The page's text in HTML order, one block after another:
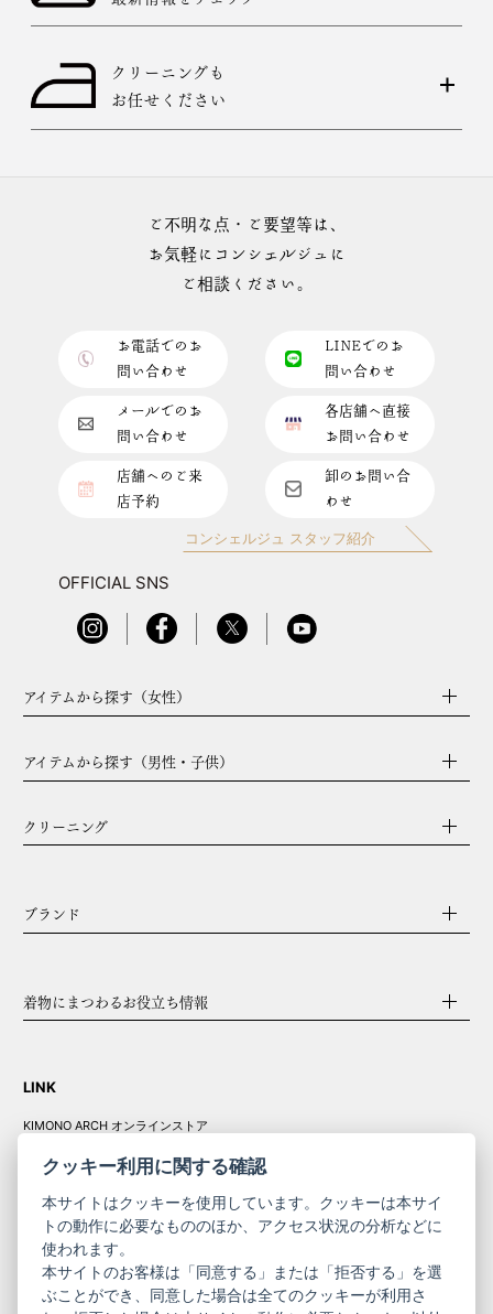
クリーニングも
お任せください
ご不明な点・ご要望等は、
お気軽にコンシェルジュに
ご相談ください。
お電話でのお
問い合わせ
LINEでのお
問い合わせ
メールでのお
問い合わせ
各店舗へ直接
お問い合わせ
店舗へのご来
店予約
卸のお問い合
わせ
コンシェルジュ スタッフ紹介
OFFICIAL SNS
アイテムから探す（女性）
アイテムから探す（男性・子供）
クリーニング
ブランド
着物にまつわるお役立ち情報
LINK
KIMONO ARCH オンラインストア
コーポレート
きものやまと振
袖
クッキー利用に関する確認
本サイトはクッキーを使用しています。クッキーは本サイ
トの動作に必要なもののほか、アクセス状況の分析などに
使われます。
本サイトのお客様は「同意する」または「拒否する」を選
ぶことができ、同意した場合は全てのクッキーが利用さ